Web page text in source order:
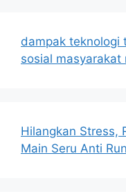
dampak teknologi
sosial masyarakat
Hilangkan Stress,
Main Seru Anti